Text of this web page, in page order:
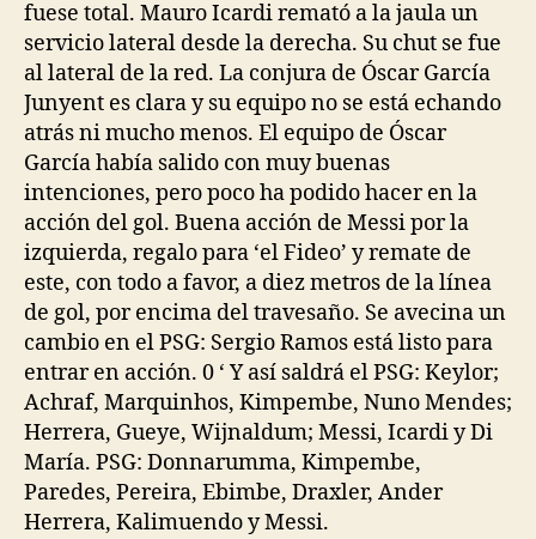
fuese total. Mauro Icardi remató a la jaula un
servicio lateral desde la derecha. Su chut se fue
al lateral de la red. La conjura de Óscar García
Junyent es clara y su equipo no se está echando
atrás ni mucho menos. El equipo de Óscar
García había salido con muy buenas
intenciones, pero poco ha podido hacer en la
acción del gol. Buena acción de Messi por la
izquierda, regalo para ‘el Fideo’ y remate de
este, con todo a favor, a diez metros de la línea
de gol, por encima del travesaño. Se avecina un
cambio en el PSG: Sergio Ramos está listo para
entrar en acción. 0 ‘ Y así saldrá el PSG: Keylor;
Achraf, Marquinhos, Kimpembe, Nuno Mendes;
Herrera, Gueye, Wijnaldum; Messi, Icardi y Di
María. PSG: Donnarumma, Kimpembe,
Paredes, Pereira, Ebimbe, Draxler, Ander
Herrera, Kalimuendo y Messi.